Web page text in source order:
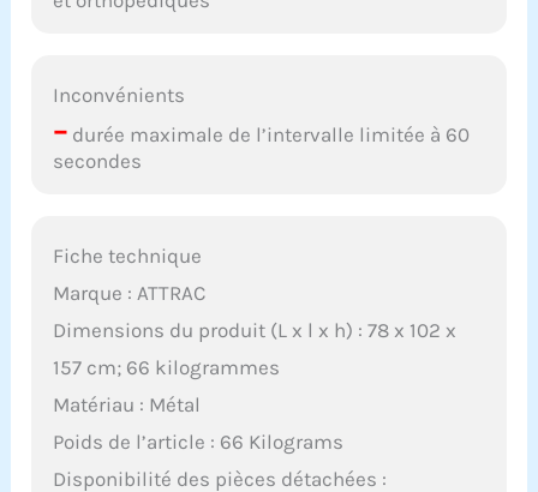
Inconvénients
– durée maximale de l’intervalle limitée à 60
secondes
Fiche technique
Marque : ATTRAC
Dimensions du produit (L x l x h) : 78 x 102 x
157 cm; 66 kilogrammes
Matériau : Métal
Poids de l’article : 66 Kilograms
Disponibilité des pièces détachées :